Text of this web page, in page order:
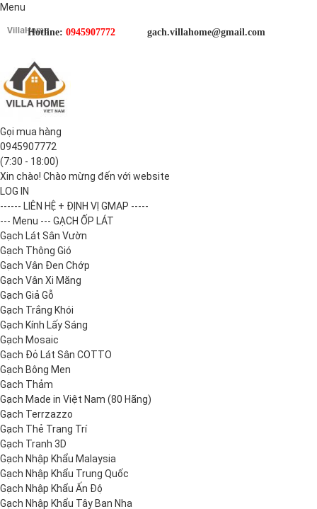
Menu
Hotline: 0945907772 gach.villahome@gmail.com
Gọi mua hàng
0945907772
(7:30 - 18:00)
Xin chào! Chào mừng đến với website
LOG IN
------ LIÊN HỆ + ĐỊNH VỊ GMAP -----
--- Menu --- GẠCH ỐP LÁT
Gạch Lát Sân Vườn
Gạch Thông Gió
Gạch Vân Đen Chớp
Gạch Vân Xi Măng
Gạch Giả Gỗ
Gạch Trắng Khói
Gạch Kính Lấy Sáng
Gạch Mosaic
Gạch Đỏ Lát Sân COTTO
Gạch Bông Men
Gạch Thảm
Gạch Made in Việt Nam (80 Hãng)
Gạch Terrzazzo
Gạch Thẻ Trang Trí
Gạch Tranh 3D
Gạch Nhập Khẩu Malaysia
Gạch Nhập Khẩu Trung Quốc
Gạch Nhập Khẩu Ấn Độ
Gạch Nhập Khẩu Tây Ban Nha